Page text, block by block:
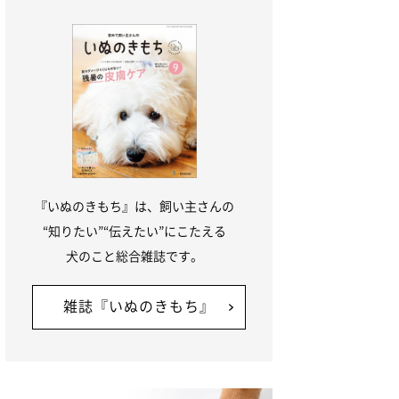
『いぬのきもち』は、飼い主さんの
“知りたい”“伝えたい”にこたえる
犬のこと総合雑誌です。
雑誌『いぬのきもち』